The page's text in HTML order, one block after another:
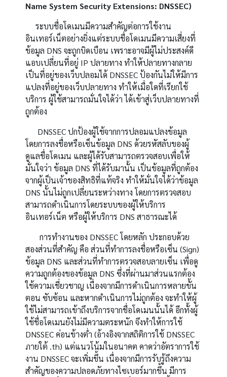
Name System Security Extensions: DNSSEC)
ระบบชื่อโดเมนมีความสำคัญต่อการใช้งาน
อินเทอร์เน็ตอย่างยิ่งแต่ระบบชื่อโดเมนมีความเสี่ยงที่
ข้อมูล DNSจะถูกบิดเบือน เพราะอาจมีผู้ไม่ประสงค์ดี
แอบเปลี่ยนที่อยู่ IPปลายทาง ทำให้ปลายทางกลาย
เป็นที่อยู่ของเว็บปลอมได้ DNSSECป้องกันไม่ให้มีการ
แปลงที่อยู่ของเว็บปลายทาง ทำให้เมื่อใดที่เรียกใช้
บริการ ผู้ใช้สามารถมั่นใจได้ว่า ได้เข้าสู่เว็บปลายทางที่
ถูกต้อง
DNSSECปกป้องผู้ใช้จากการปลอมแปลงข้อมูล
โดยการลงชื่อหรือเซ็นข้อมูล DNSด้วยรหัสลับของผู้
ดูแลชื่อโดเมน และผู้ได้รับสามารถตรวจสอบเพื่อให้
มั่นใจว่า ข้อมูล DNSที่ได้รับมานั้น เป็นข้อมูลที่ถูกต้อง
จากผู้เป็นเจ้าของสิทธิที่แท้จริง ทำให้มั่นใจได้ว่าข้อมูล
DNSนั้นไม่ถูกเปลี่ยนระหว่างทาง โดยการตรวจสอบ
สามารถดำเนินการโดยระบบของผู้ให้บริการ
อินเทอร์เน็ต หรือผู้ให้บริการ DNSสาธารณะได้
การทำงานของ DNSSECโดยหลัก ประกอบด้วย
สองส่วนที่สำคัญ คือ ส่วนที่ทำการลงชื่อหรือเซ็น (Sign)
ข้อมูล DNS และส่วนที่ทำการตรวจสอบลายเซ็น เพื่อดู
ความถูกต้องของข้อมูล DNSซึ่งที่ผ่านมาส่วนแรกต้อง
ใช้ความเชี่ยวชาญ เนื่องจากมีการดำเนินการหลายขั้น
ตอน ซับซ้อน และหากดำเนินการไม่ถูกต้อง จะทำให้ผู้
ใช้ไม่สามารถเข้าถึงบริการจากชื่อโดเมนนั้นได้ อีกทั้งผู้
ใช้ชื่อโดเมนยังไม่มีความตระหนัก จึงทำให้การใช้
DNSSECค่อนข้างต่ำ (อ้างอิงจากสถิติการใช้ DNSSEC
ภายใต้ .th) แต่แนวโน้มในอนาคต คาดว่าอัตราการใช้
งาน DNSSECจะเพิ่มขึ้น เนื่องจากมีการรับรู้ถึงความ
สำคัญของความปลอดภัยทางไซเบอร์มากขึ้น มีการ